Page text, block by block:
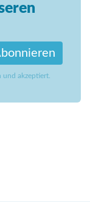
und akzeptiert.